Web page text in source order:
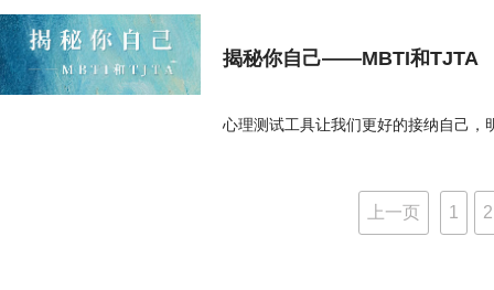
揭秘你自己——MBTI和TJTA
心理测试工具让我们更好的接纳自己
上一页 1 2